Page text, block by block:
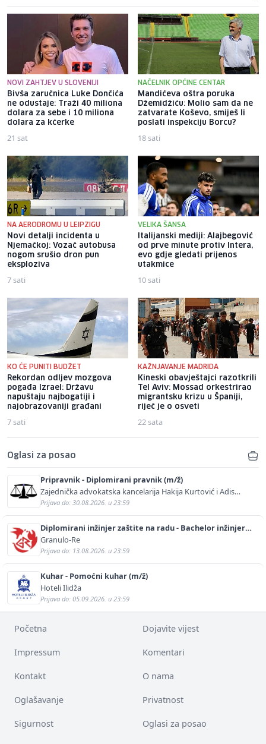
NOVI ZAHTJEV U SLOVENIJI
Bivša zaručnica Luke Dončića
ne odustaje: Traži 40 miliona
dolara za sebe i 10 miliona
dolara za kćerke
21 sat
NAČELNIK OPĆINE CENTAR
Mandićeva oštra poruka
Džemidžiću: Molio sam da ne
zatvarate Koševo, smiješ li
poslati inspekciju Borcu?
18 sati
NA AERODROMU U LEIPZIGU
Novi detalji incidenta u
Njemačkoj: Vozač autobusa
nogom srušio dron pun
eksploziva
7 sati
VELIKA ŠANSA
Italijanski mediji: Alajbegović
od prve minute protiv Intera,
evo gdje gledati prijenos
utakmice
10 sati
KO ĆE PUNITI BUDŽET
Rekordan odljev mozgova
pogađa Izrael: Državu
napuštaju najbogatiji i
najobrazovaniji građani
7 sati
KAŽNJAVANJE MADRIDA
Kineski obavještajci razotkrili
Tel Aviv: Mossad orkestrirao
migrantsku krizu u Španiji,
riječ je o osveti
22 sata
Oglasi za posao
Pripravnik - Diplomirani pravnik (m/ž)
Zajednička advokatska kancelarija Hakija Kurtović i Adis
Kurtović
Prijava do: 30.08.2026. u 23:59
Diplomirani inžinjer zaštite na radu - Bachelor inžinjer
sigurnosti i pomoći (m/ž)
Granulo-Re
Prijava do: 13.08.2026. u 23:59
Kuhar - Pomoćni kuhar (m/ž)
Hoteli Ilidža
Prijava do: 05.09.2026. u 23:59
Početna Dojavite vijest
Impressum Komentari
Kontakt O nama
Oglašavanje Privatnost
Sigurnost Oglasi za posao